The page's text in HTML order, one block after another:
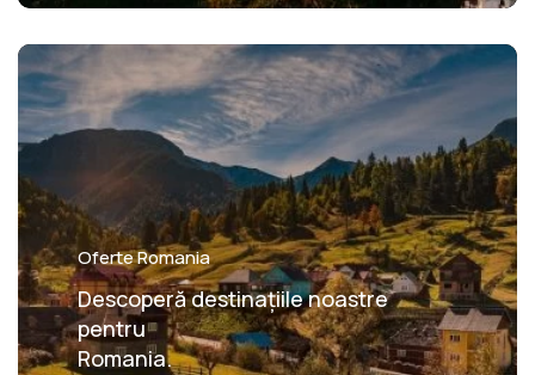
Oferte Romania
Descoperă destinațiile noastre
pentru
Romania.